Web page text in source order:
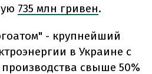
735 млн гривен.
- крупнейший
в Украине с
свыше 50%